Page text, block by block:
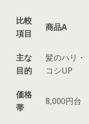
比較
項目
商品A
主な
目的
髪のハリ・
コシUP
価格
帯
8,000円台